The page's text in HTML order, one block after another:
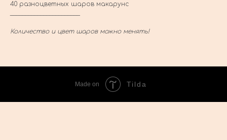
40 разноцветных шаров макарунс
Количество и цвет шаров можно менять!
Made on Tilda